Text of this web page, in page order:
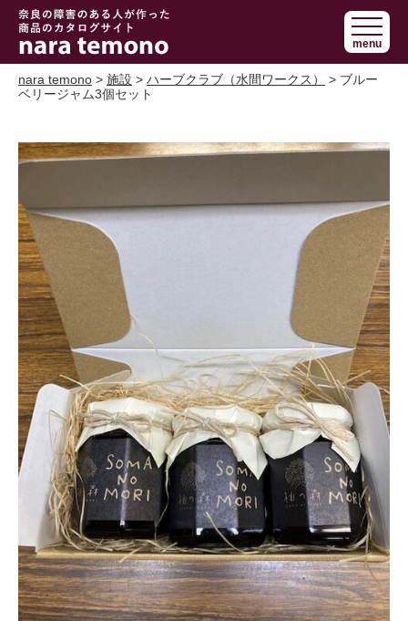
奈良で障害の
ある人の手作
り商品 nara
temono
menu
nara temono > 施設 > ハーブクラブ（水間ワークス）
> ブルー
ベリージャム3個セット